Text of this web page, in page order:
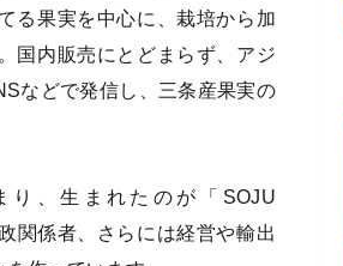
る果実を中心に、栽培から加
国内販売にとどまらず、アジ
などで発信し、三条産果実の
、生まれたのが「SOJU
関係者、さらには経営や輸出